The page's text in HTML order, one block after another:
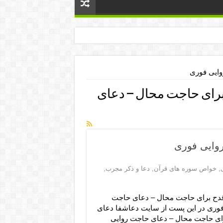
فوری
حاجت محال – دعای
فوری
, خواص سوره های قرآن, دعا و ذکر مجرب,
برای حاجت محال – دعای حاجت
در این پست از سایت دعاشفا دعای
حاجت محال – دعای حاجت روایی